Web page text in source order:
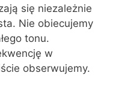
się niezależnie
Nie obiecujemy
tonu.
w
obserwujemy.